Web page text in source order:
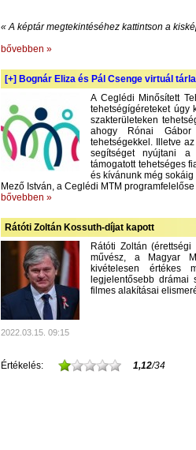
« A képtár megtekintéséhez kattintson a
bővebben »
[+] Bognár Eliza és Pál Csenge virtuál
A Ceglédi Minősített
tehetségígéreteket úgy
szakterületeken
ahogy Rónai Gábor
tehetségekkel. Illetve
segítséget nyújtani a
támogatott tehetséges
és kívánunk még
Mező István, a Ceglédi MTM programfelelőse
bővebben »
Rátóti Zoltán Kossuth-díjat kapott
Rátóti Zoltán
művész, a Magyar
kivételesen értékes
legjelentősebb drámai
filmes alakításai
2022.03.15. 09:15
Értékelés: 1,12/34